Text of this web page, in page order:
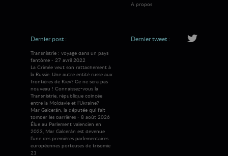
A propos
Dernier post :
Transnistrie : voyage dans un pays
fantôme - 27 avril 2022
La Crimée veut son rattachement à
la Russie. Une autre entité russe aux
frontières de Kiev? Ce ne sera pas
nouveau ! Connaissez-vous la
Transnistrie, république coincée
entre la Moldavie et l’Ukraine?
Mar Galcerán, la députée qui fait
tomber les barrières - 8 août 2026
Élue au Parlement valencien en
2023, Mar Galcerán est devenue
l’une des premières parlementaires
européennes porteuses de trisomie
21
Dernier tweet :